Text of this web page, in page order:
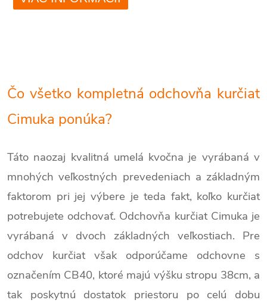
Čo všetko kompletná odchovňa kurčiat
Cimuka ponúka?
Táto naozaj kvalitná umelá kvočna je vyrábaná v
mnohých veľkostných prevedeniach a základným
faktorom pri jej výbere je teda fakt, koľko kurčiat
potrebujete odchovať. Odchovňa kurčiat Cimuka je
vyrábaná v dvoch základných veľkostiach. Pre
odchov kurčiat však odporúčame odchovne s
označením CB40, ktoré majú výšku stropu 38cm, a
tak poskytnú dostatok priestoru po celú dobu